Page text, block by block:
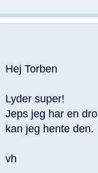
Hej Torben
Lyder super!
Jeps jeg har en
kan jeg hente den.
vh